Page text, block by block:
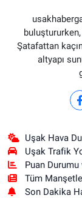
Şatafattan
altyapı
Uşak Hava
Uşak Trafik
Puan
Tüm
Son Dakika